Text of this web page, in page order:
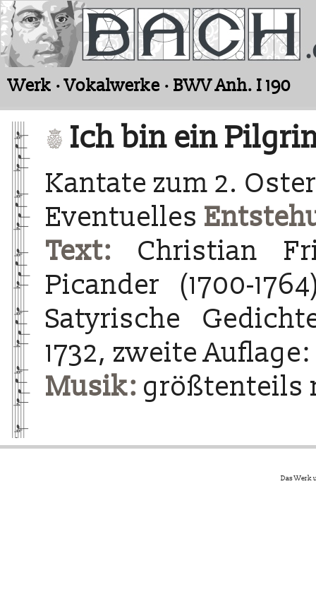
Werk · Vokalwerke · BWV Anh. I 190
Ich bin ein
Kantate zum 2.
Eventuelles
Text: Christian
Picander (1700-
Satyrische
1732, zweite Auflage:
Musik: größtenteils
Das Werk